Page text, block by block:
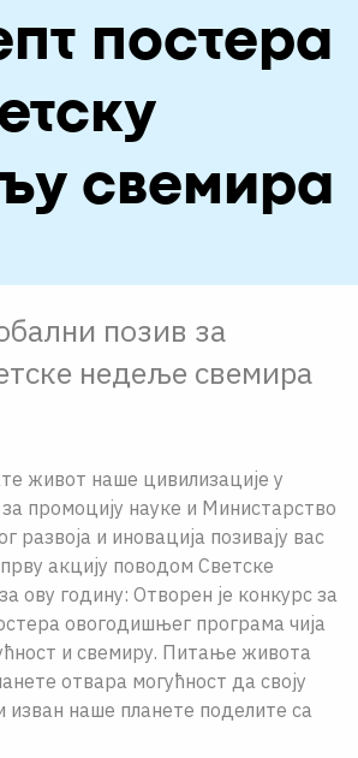
постерa
свемира
позив за
недеље свемира
живот наше цивилизације у
промоцију науке и Министарство
развоја и иновација позивају вас
акцију поводом Светске
ову годину: Отворен је конкурс за
овогодишњег програма чија
и свемиру. Питање живота
отвара могућност да своју
изван наше планете поделите са